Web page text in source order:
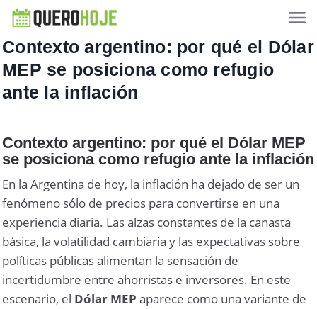
Contexto argentino: por qué el Dólar
MEP se posiciona como refugio
ante la inflación
Contexto argentino: por qué el Dólar MEP
se posiciona como refugio ante la inflación
En la Argentina de hoy, la inflación ha dejado de ser un
fenómeno sólo de precios para convertirse en una
experiencia diaria. Las alzas constantes de la canasta
básica, la volatilidad cambiaria y las expectativas sobre
políticas públicas alimentan la sensación de
incertidumbre entre ahorristas e inversores. En este
escenario, el Dólar MEP aparece como una variante de